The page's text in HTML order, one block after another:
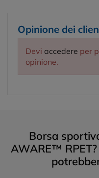
Opinione dei
Devi accedere per
opinione.
Borsa
AWARE™